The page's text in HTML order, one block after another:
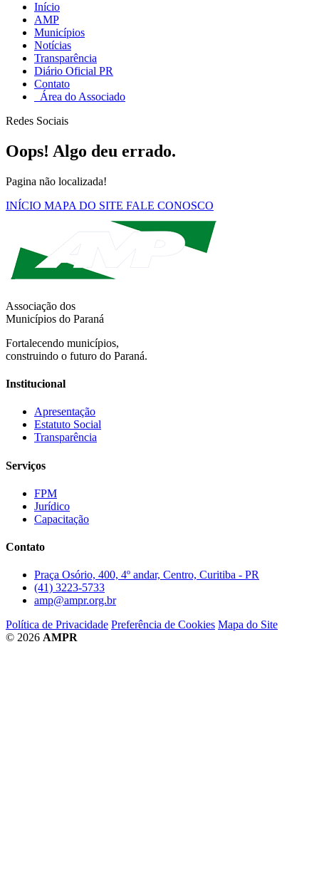
Início
AMP
Municípios
Notícias
Transparência
Diário Oficial PR
Contato
Área do Associado
Redes Sociais
Oops! Algo deu errado.
Pagina não localizada!
INÍCIO MAPA DO SITE FALE CONOSCO
Associação dos
Municípios do Paraná
Fortalecendo municípios,
construindo o futuro do Paraná.
Institucional
Apresentação
Estatuto Social
Transparência
Serviços
FPM
Jurídico
Capacitação
Contato
Praça Osório, 400, 4º andar, Centro, Curitiba - PR
(41) 3223-5733
amp@ampr.org.br
Política de Privacidade Preferência de Cookies Mapa do Site
© 2026 AMPR